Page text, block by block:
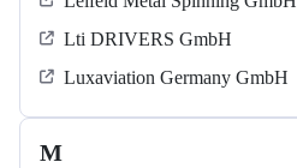
Lti DRIVERS GmbH
Luxaviation Germany GmbH
M